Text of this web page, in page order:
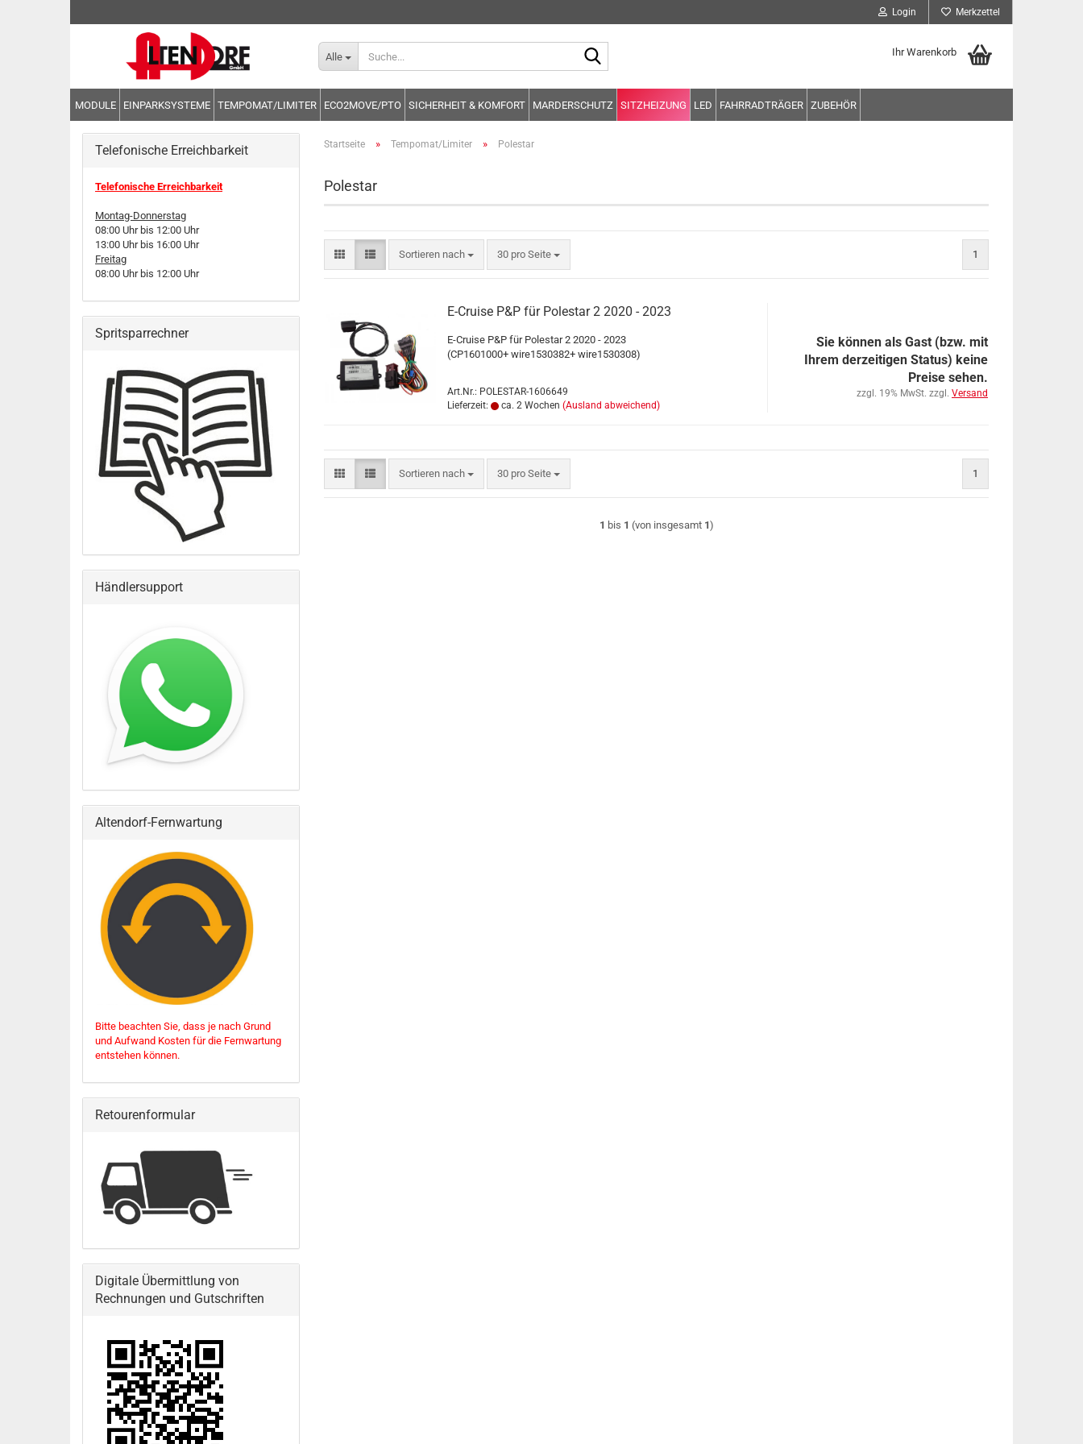
Login Merkzettel
Alle Ihr Warenkorb
MODULE EINPARKSYSTEME TEMPOMAT/LIMITER ECO2MOVE/PTO SICHERHEIT & KOMFORT MARDERSCHUTZ SITZHEIZUNG LED FAHRRADTRÄGER ZUBEHÖR
Startseite » Tempomat/Limiter » Polestar
Polestar
Sortieren nach
Sortieren nach 30 pro Seite
pro Seite 1
E-Cruise P&P für Polestar 2 2020 - 2023
E-Cruise P&P für Polestar 2 2020 - 2023
(CP1601000+ wire1530382+ wire1530308)
Art.Nr.: POLESTAR-1606649
Lieferzeit:
ca. 2 Wochen (Ausland abweichend)
Sie können als Gast (bzw. mit
Ihrem derzeitigen Status) keine
Preise sehen.
zzgl. 19% MwSt. zzgl. Versand
Sortieren nach
Sortieren nach 30 pro Seite
pro Seite 1
1 bis 1 (von insgesamt 1)
Telefonische Erreichbarkeit
Telefonische Erreichbarkeit
Montag-Donnerstag
08:00 Uhr bis 12:00 Uhr
13:00 Uhr bis 16:00 Uhr
Freitag
08:00 Uhr bis 12:00 Uhr
Spritsparrechner
Händlersupport
Altendorf-Fernwartung
Bitte beachten Sie, dass je nach Grund
und Aufwand Kosten für die Fernwartung
entstehen können.
Retourenformular
Digitale Übermittlung von
Rechnungen und Gutschriften